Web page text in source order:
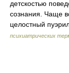
детскостью
сознания. Чаще
целостный
психиатрических